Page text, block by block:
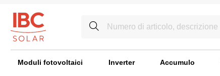
Moduli fotovoltaici Inverter Accumulo